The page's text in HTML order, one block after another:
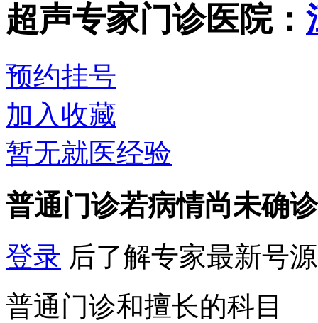
超声专家门诊医院：
预约挂号
加入收藏
暂无就医经验
普通门诊若病情尚未确
登录 后了解专家最新号
普通门诊和擅长的科目